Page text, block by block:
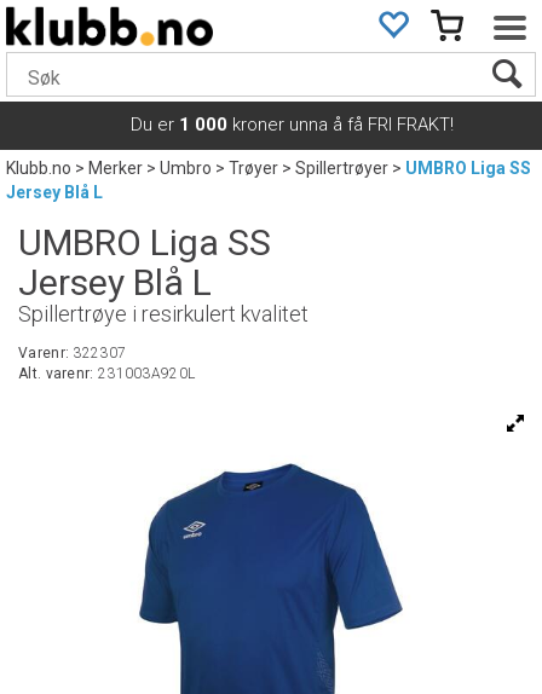
Du er 1 000 kroner unna å få FRI FRAKT!
Klubb.no>Merker>Umbro>Trøyer>Spillertrøyer>UMBRO Liga SS
Jersey Blå L
UMBRO Liga SS
Jersey Blå L
Spillertrøye i resirkulert kvalitet
Varenr: 322307
Alt. varenr: 231003A920L